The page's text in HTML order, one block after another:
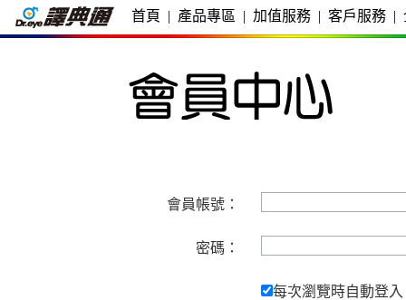
首頁 | 產品專區 | 加值服務 | 客戶服務 |
會員帳號：
密碼：
每次瀏覽時自動登入